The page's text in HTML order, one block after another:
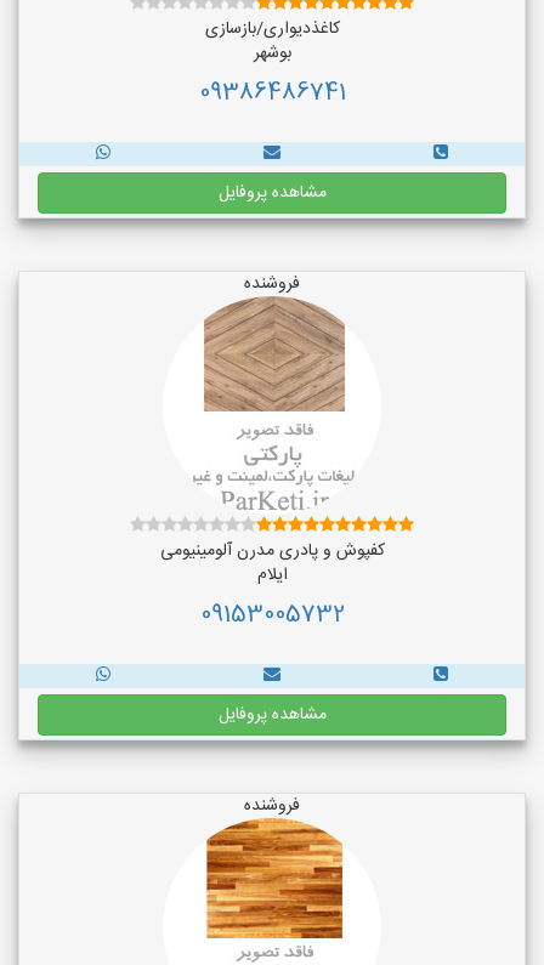
کاغذدیواری/بازسازی
بوشهر
09386486741
مشاهده پروفایل
فروشنده
کفپوش و پادری مدرن آلومینیومی
ایلام
09153005732
مشاهده پروفایل
فروشنده